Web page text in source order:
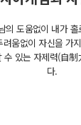
도움없이 내가
움없이 자신을 가
수 있는 자제력(自
다.